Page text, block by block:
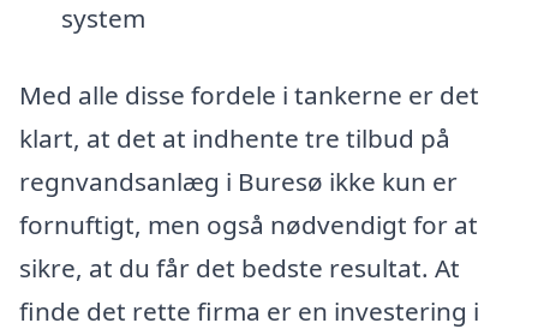
system
Med alle disse fordele i tankerne er det
klart, at det at indhente tre tilbud på
regnvandsanlæg i Buresø ikke kun er
fornuftigt, men også nødvendigt for at
sikre, at du får det bedste resultat. At
finde det rette firma er en investering i